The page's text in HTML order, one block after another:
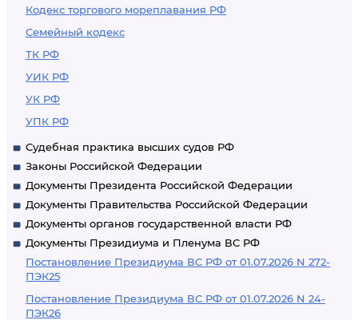
Кодекс торгового мореплавания РФ
Семейный кодекс
ТК РФ
УИК РФ
УК РФ
УПК РФ
Судебная практика высших судов РФ
Законы Российской Федерации
Документы Президента Российской Федерации
Документы Правительства Российской Федерации
Документы органов государственной власти РФ
Документы Президиума и Пленума ВС РФ
Постановление Президиума ВС РФ от 01.07.2026 N 272-
ПЭК25
Постановление Президиума ВС РФ от 01.07.2026 N 24-
ПЭК26